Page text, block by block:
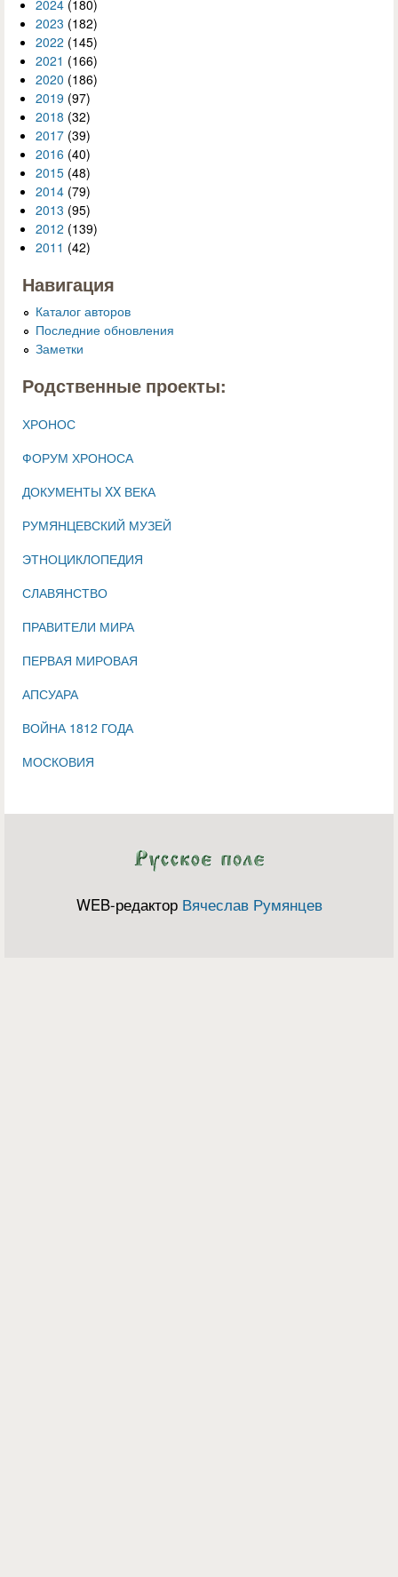
2024 (180)
2023 (182)
2022 (145)
2021 (166)
2020 (186)
2019 (97)
2018 (32)
2017 (39)
2016 (40)
2015 (48)
2014 (79)
2013 (95)
2012 (139)
2011 (42)
Навигация
Каталог авторов
Последние обновления
Заметки
Родственные проекты:
ХРОНОС
ФОРУМ ХРОНОСА
ДОКУМЕНТЫ XX ВЕКА
РУМЯНЦЕВСКИЙ МУЗЕЙ
ЭТНОЦИКЛОПЕДИЯ
СЛАВЯНСТВО
ПРАВИТЕЛИ МИРА
ПЕРВАЯ МИРОВАЯ
АПСУАРА
ВОЙНА 1812 ГОДА
МОСКОВИЯ
WEB-редактор Вячеслав Румянцев